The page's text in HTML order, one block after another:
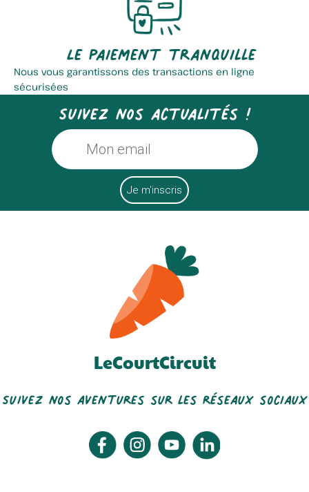
Le paiement tranquille
Nous vous garantissons des transactions en ligne
sécurisées
Suivez nos actualités !
LeCourtCircuit
Suivez nos aventures sur les réseaux sociaux